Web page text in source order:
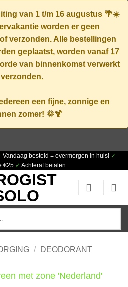
van 1 t/m 16 augustus 🌴☀️
worden er geen
verzonden. Alle bestellingen
geplaatst, worden vanaf 17
van binnenkomst verwerkt
een fijne, zonnige en
zomer! 🌞🍹
Vandaag besteld = overmorgen in huis! ✓
€25 ✓ Achteraf betalen
/ DEODORANT
met zone 'Nederland'